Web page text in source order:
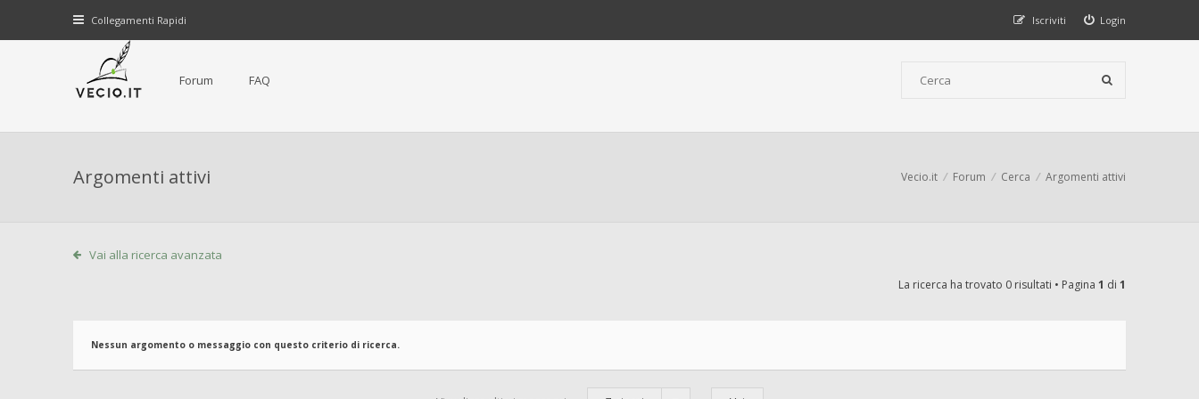
Collegamenti Rapidi Login
Iscriviti
Forum FAQ
Argomenti attivi Vecio.it Forum Cerca Argomenti attivi
Vai alla ricerca avanzata
La ricerca ha trovato 0 risultati • Pagina 1 di 1
Nessun argomento o messaggio con questo criterio di ricerca.